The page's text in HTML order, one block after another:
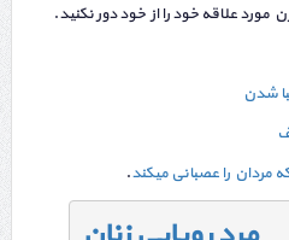
علاقه خود را از خود دور نکنید.
شدن
مردان را عصبانی میکند.